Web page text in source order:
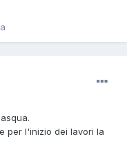
per l'inizio dei lavori la